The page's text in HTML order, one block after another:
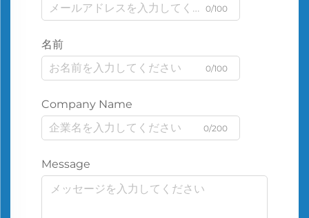
0/100
名前
0/100
Company Name
0/200
Message